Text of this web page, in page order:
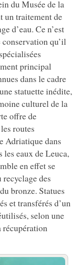
du Musée de la
un traitement de
d’eau. Ce n’est
conservation qu’il
principal
dans le cadre
statuette inédite,
culturel de la
offre de
routes
Adriatique dans
les eaux de Leuca,
en effet se
des
bronze. Statues
et transférés d’un
selon une